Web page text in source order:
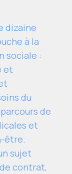
dizaine
à la
sociale :
et
du
de
et
être.
sujet
contrat,